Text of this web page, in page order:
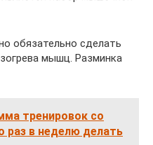
обязательно сделать
мышц. Разминка
тренировок со
раз в неделю делать